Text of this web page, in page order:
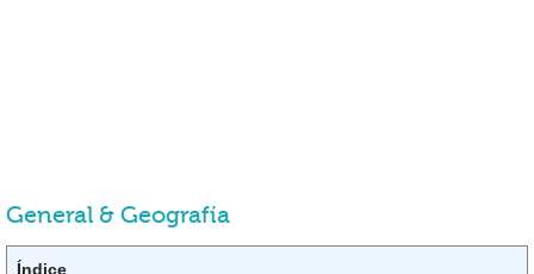
General & Geografía
Índice